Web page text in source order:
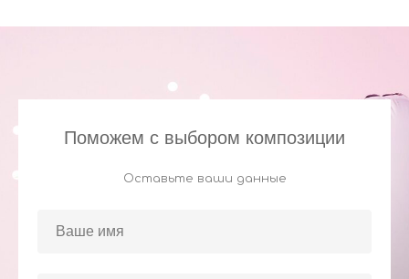
Поможем с выбором композиции
Оставьте ваши данные